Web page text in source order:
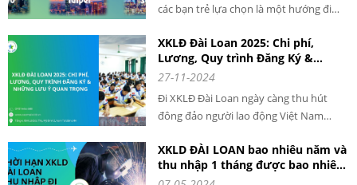
các bạn trẻ lựa chọn là một hướng đi
thu nhập. Mỗi năm có hàng ngàn lao
động VIỆT NAM qua ĐÀI LOAN làm việc
với mức thu nhập cao và ổn định.
XKLĐ Đài Loan 2025: Chi phí,
Lương, Quy trình Đăng Ký &
Những Lưu Ý Quan Trọng cho
LOAN
27-11-2024
Đi XKLĐ Đài Loan ngày càng thu hút
đông đảo người lao động Việt Nam
mức lương ổn định và quy trình rõ ràng,
XKLĐ Đài Loan năm 2025 là cơ hội tuyệt
XKLD ĐÀI LOAN bao nhiêu năm và
thu nhập 1 tháng được bao nhiêu
tiền?